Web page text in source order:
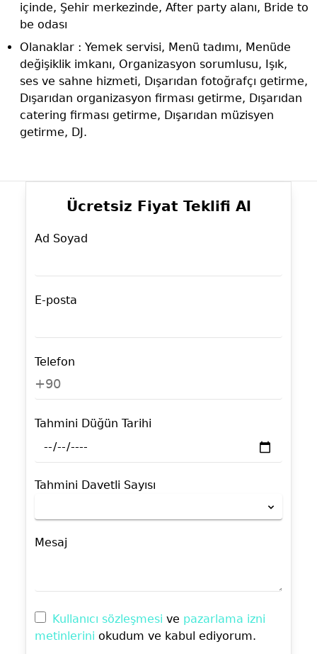
içinde, Şehir merkezinde, After party alanı, Bride to
be odası
Olanaklar : Yemek servisi, Menü tadımı, Menüde
değişiklik imkanı, Organizasyon sorumlusu, Işık,
ses ve sahne hizmeti, Dışarıdan fotoğrafçı getirme,
Dışarıdan organizasyon firması getirme, Dışarıdan
catering firması getirme, Dışarıdan müzisyen
getirme, DJ.
Ücretsiz Fiyat Teklifi Al
Ad Soyad
E-posta
Telefon
+90
Tahmini Düğün Tarihi
Tahmini Davetli Sayısı
Mesaj
Kullanıcı sözleşmesi ve pazarlama izni
metinlerini okudum ve kabul ediyorum.